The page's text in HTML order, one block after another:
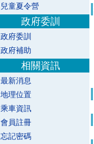
兒童夏令營
政府委訓
政府委訓
政府補助
相關資訊
最新消息
地理位置
乘車資訊
會員註冊
忘記密碼